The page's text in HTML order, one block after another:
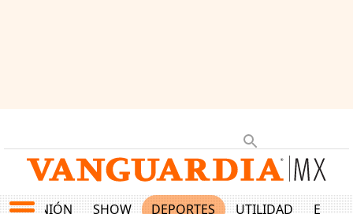
OPINIÓN SHOW DEPORTES UTILIDAD